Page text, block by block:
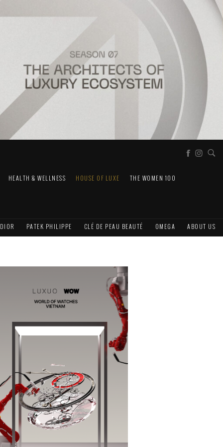
HEALTH & WELLNESS HOUSE OF LUXE THE WOMEN 100
DIOR PATEK PHILIPPE CLÉ DE PEAU BEAUTÉ OMEGA ABOUT US